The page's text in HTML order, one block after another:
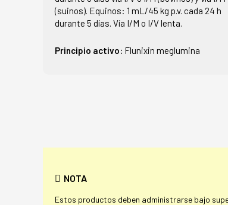
(suinos). Equinos: 1 mL/45 kg p.v. cada 24 h
durante 5 días. Vía I/M o I/V lenta.
Principio activo: Flunixin meglumina
NOTA
Estos productos deben administrarse bajo